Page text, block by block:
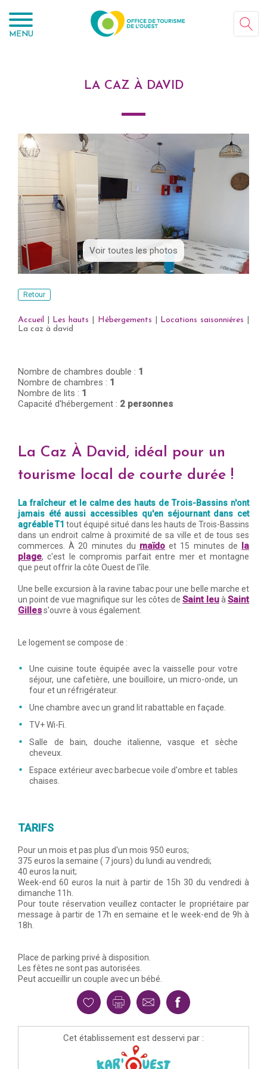
MENU
LA CAZ À DAVID
Voir toutes les photos
Retour
Accueil Les hauts Hébergements Locations saisonniéres
La caz à david
Nombre de chambres double : 1
Nombre de chambres : 1
Nombre de lits : 1
Capacité d'hébergement : 2 personnes
La Caz À David, idéal pour un
tourisme local de courte durée !
La fraîcheur et le calme des hauts de Trois-Bassins n'ont
jamais été aussi accessibles qu'en séjournant dans cet
agréable T1 tout équipé situé dans les hauts de Trois-Bassins
dans un endroit calme à proximité de sa ville et de tous ses
commerces. À 20 minutes du maïdo et 15 minutes de la
plage, c'est le compromis parfait entre mer et montagne
que peut offrir la côte Ouest de l'île.
Une belle excursion à la ravine tabac pour une belle marche et
un point de vue magnifique sur les côtes de Saint leuàSaint
Gilless'ouvre à vous également.
Le logement se compose de :
Une cuisine toute équipée avec la vaisselle pour votre
séjour, une cafetière, une bouilloire, un micro-onde, un
four et un réfrigérateur.
Une chambre avec un grand lit rabattable en façade.
TV+ Wi-Fi.
Salle de bain, douche italienne, vasque et sèche
cheveux.
Espace extérieur avec barbecue voile d'ombre et tables
chaises.
TARIFS
Pour un mois et pas plus d'un mois 950 euros;
375 euros la semaine ( 7 jours) du lundi au vendredi;
40 euros la nuit;
Week-end 60 euros la nuit à partir de 15h 30 du vendredi à
dimanche 11h.
Pour toute réservation veuillez contacter le propriétaire par
message à partir de 17h en semaine et le week-end de 9h à
18h.
Place de parking privé à disposition.
Les fêtes ne sont pas autorisées.
Peut accueillir un couple avec un bébé.
Cet établissement est desservi par :